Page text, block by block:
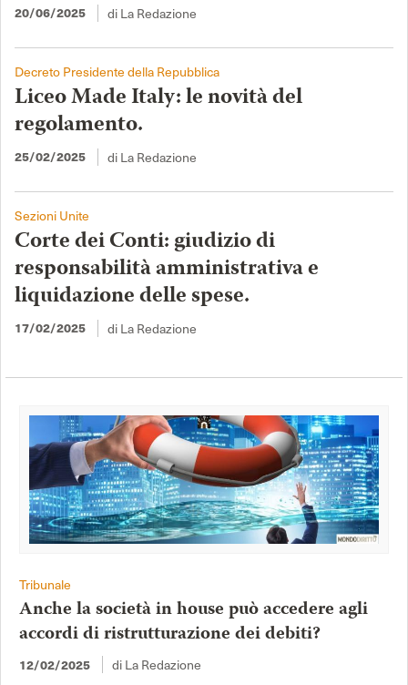
20/06/2025 di La Redazione
Decreto Presidente della Repubblica
Liceo Made Italy: le novità del
regolamento.
25/02/2025 di La Redazione
Sezioni Unite
Corte dei Conti: giudizio di
responsabilità amministrativa e
liquidazione delle spese.
17/02/2025 di La Redazione
Tribunale
Anche la società in house può accedere agli
accordi di ristrutturazione dei debiti?
12/02/2025 di La Redazione